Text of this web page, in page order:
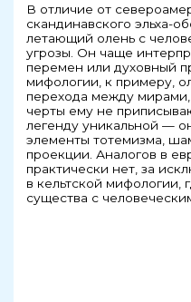
В отличие от
скандинавского эльха-
летающий олень с
угрозы. Он чаще
перемен или духовный
мифологии, к примеру,
перехода между
черты ему не
легенду уникальной —
элементы тотемизма,
проекции. Аналогов в
практически нет, за
в кельтской мифологии,
существа с